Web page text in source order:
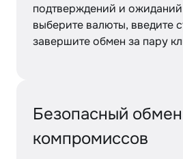
подтверждений и
выберите валюты, введите
завершите обмен за пару
Безопасный
компромиссов